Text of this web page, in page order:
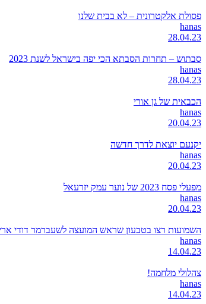
פסולת אלקטרונית – לא בבית שלנו
hanas
28.04.23
סבתוש – תחרות הסבתא הכי יפה בישראל לשנת 2023
hanas
28.04.23
הכבאית של גן אורי
hanas
20.04.23
יקנעם יוצאת לדרך חדשה
hanas
20.04.23
מפעלי פסח 2023 של נוער עמק יזרעאל
hanas
20.04.23
השמועות רצו בטבעון שראש המועצה לשעברמר דודי
hanas
14.04.23
צהלולי מלחמה!
hanas
14.04.23